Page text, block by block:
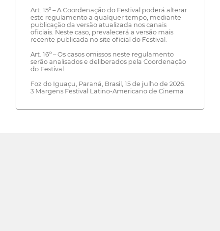
Art. 15º – A Coordenação do Festival poderá alterar
este regulamento a qualquer tempo, mediante
publicação da versão atualizada nos canais
oficiais. Neste caso, prevalecerá a versão mais
recente publicada no site oficial do Festival.
Art. 16º – Os casos omissos neste regulamento
serão analisados e deliberados pela Coordenação
do Festival.
Foz do Iguaçu, Paraná, Brasil, 15 de julho de 2026.
3 Margens Festival Latino-Americano de Cinema